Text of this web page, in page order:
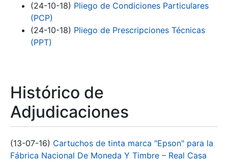
(24-10-18) Pliego de Condiciones Particulares
(PCP)
(24-10-18) Pliego de Prescripciones Técnicas
(PPT)
Histórico de
Adjudicaciones
(13-07-16) Cartuchos de tinta marca "Epson" para la
Fábrica Nacional De Moneda Y Timbre – Real Casa